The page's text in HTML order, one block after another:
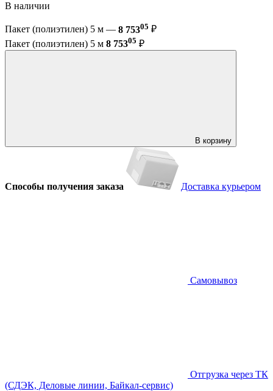
В наличии
Пакет (полиэтилен) 5 м — 8 75305 ₽
Пакет (полиэтилен) 5 м 8 75305 ₽
В корзину
Способы получения заказа Доставка курьером
Самовывоз
Отгрузка через ТК
(СДЭК, Деловые линии, Байкал-сервис)